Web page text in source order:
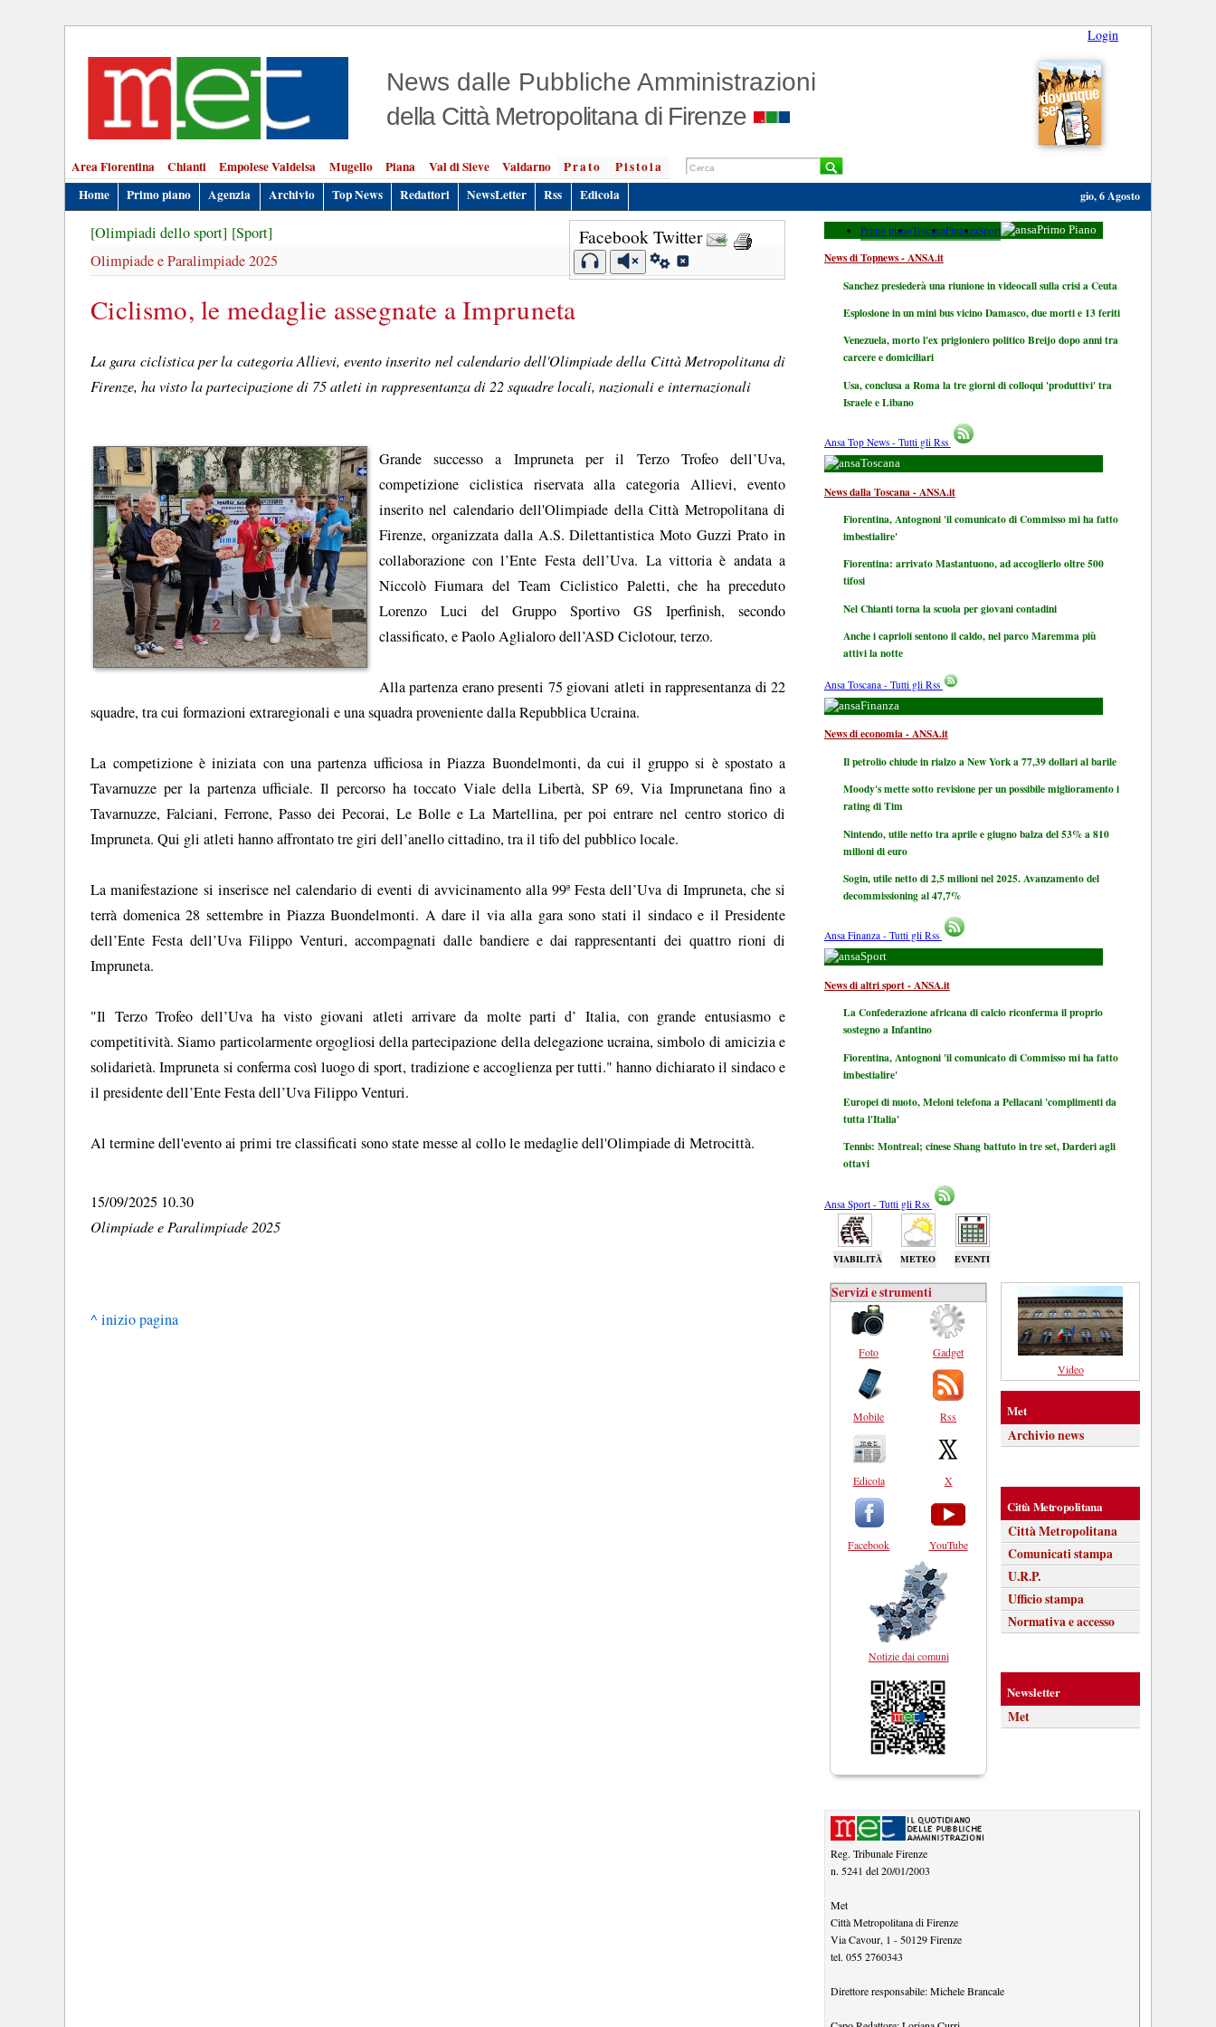
Login
News dalle Pubbliche Amministrazioni
della Città Metropolitana di Firenze
Area Fiorentina Chianti Empolese Valdelsa Mugello Piana Val di Sieve Valdarno Prato
Pistoia
Home
Primo piano Agenzia Archivio Top News Redattori NewsLetter Rss Edicola gio, 6 Agosto
Facebook Twitter
[Olimpiadi dello sport] [Sport]
Olimpiade e Paralimpiade 2025
Ciclismo, le medaglie assegnate a Impruneta
La gara ciclistica per la categoria Allievi, evento inserito nel calendario dell'Olimpiade della Città Metropolitana di
Firenze, ha visto la partecipazione di 75 atleti in rappresentanza di 22 squadre locali, nazionali e internazionali
Grande successo a Impruneta per il Terzo Trofeo dell’Uva,
competizione ciclistica riservata alla categoria Allievi, evento
inserito nel calendario dell'Olimpiade della Città Metropolitana di
Firenze, organizzata dalla A.S. Dilettantistica Moto Guzzi Prato in
collaborazione con l’Ente Festa dell’Uva. La vittoria è andata a
Niccolò Fiumara del Team Ciclistico Paletti, che ha preceduto
Lorenzo Luci del Gruppo Sportivo GS Iperfinish, secondo
classificato, e Paolo Aglialoro dell’ASD Ciclotour, terzo.
Alla partenza erano presenti 75 giovani atleti in rappresentanza di 22
squadre, tra cui formazioni extraregionali e una squadra proveniente dalla Repubblica Ucraina.
La competizione è iniziata con una partenza ufficiosa in Piazza Buondelmonti, da cui il gruppo si è spostato a
Tavarnuzze per la partenza ufficiale. Il percorso ha toccato Viale della Libertà, SP 69, Via Imprunetana fino a
Tavarnuzze, Falciani, Ferrone, Passo dei Pecorai, Le Bolle e La Martellina, per poi entrare nel centro storico di
Impruneta. Qui gli atleti hanno affrontato tre giri dell’anello cittadino, tra il tifo del pubblico locale.
La manifestazione si inserisce nel calendario di eventi di avvicinamento alla 99ª Festa dell’Uva di Impruneta, che si
terrà domenica 28 settembre in Piazza Buondelmonti. A dare il via alla gara sono stati il sindaco e il Presidente
dell’Ente Festa dell’Uva Filippo Venturi, accompagnati dalle bandiere e dai rappresentanti dei quattro rioni di
Impruneta.
"Il Terzo Trofeo dell’Uva ha visto giovani atleti arrivare da molte parti d’ Italia, con grande entusiasmo e
competitività. Siamo particolarmente orgogliosi della partecipazione della delegazione ucraina, simbolo di amicizia e
solidarietà. Impruneta si conferma così luogo di sport, tradizione e accoglienza per tutti." hanno dichiarato il sindaco e
il presidente dell’Ente Festa dell’Uva Filippo Venturi.
Al termine dell'evento ai primi tre classificati sono state messe al collo le medaglie dell'Olimpiade di Metrocittà.
15/09/2025 10.30
Olimpiade e Paralimpiade 2025
^ inizio pagina
Primo pianoToscanaFinanzaSport Primo Piano
News di Topnews - ANSA.it
Sanchez presiederà una riunione in videocall sulla crisi a Ceuta
Esplosione in un mini bus vicino Damasco, due morti e 13 feriti
Venezuela, morto l'ex prigioniero politico Breijo dopo anni tra
carcere e domiciliari
Usa, conclusa a Roma la tre giorni di colloqui 'produttivi' tra
Israele e Libano
Ansa Top News - Tutti gli Rss
Toscana
News dalla Toscana - ANSA.it
Fiorentina, Antognoni 'il comunicato di Commisso mi ha fatto
imbestialire'
Fiorentina: arrivato Mastantuono, ad accoglierlo oltre 500
tifosi
Nel Chianti torna la scuola per giovani contadini
Anche i caprioli sentono il caldo, nel parco Maremma più
attivi la notte
Ansa Toscana - Tutti gli Rss
Finanza
News di economia - ANSA.it
Il petrolio chiude in rialzo a New York a 77,39 dollari al barile
Moody's mette sotto revisione per un possibile miglioramento i
rating di Tim
Nintendo, utile netto tra aprile e giugno balza del 53% a 810
milioni di euro
Sogin, utile netto di 2,5 milioni nel 2025. Avanzamento del
decommissioning al 47,7%
Ansa Finanza - Tutti gli Rss
Sport
News di altri sport - ANSA.it
La Confederazione africana di calcio riconferma il proprio
sostegno a Infantino
Fiorentina, Antognoni 'il comunicato di Commisso mi ha fatto
imbestialire'
Europei di nuoto, Meloni telefona a Pellacani 'complimenti da
tutta l'Italia'
Tennis: Montreal; cinese Shang battuto in tre set, Darderi agli
ottavi
Ansa Sport - Tutti gli Rss
VIABILITÀ METEO EVENTI
Servizi e strumenti
Foto
Mobile
Edicola
Facebook
Gadget
Rss
X
YouTube
Notizie dai comuni
Video
Met
Archivio news
Città Metropolitana
Città Metropolitana
Comunicati stampa
U.R.P.
Ufficio stampa
Normativa e accesso
Newsletter
Met
Reg. Tribunale Firenze
n. 5241 del 20/01/2003
Met
Città Metropolitana di Firenze
Via Cavour, 1 - 50129 Firenze
tel. 055 2760343
Direttore responsabile:Michele Brancale